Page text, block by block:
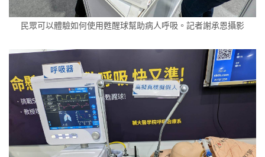
民眾可以體驗如何使用甦醒球幫助病人呼吸。記者謝承恩攝影